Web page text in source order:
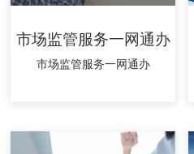
市场监管服务一网通办
市场监管服务一网通办